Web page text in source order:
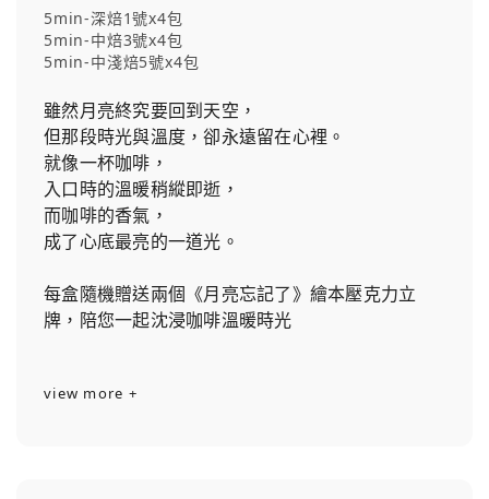
5min-深焙1號x4包
5min-中焙3號x4包
5min-中淺焙5號x4包
雖然月亮終究要回到天空，
但那段時光與溫度，卻永遠留在心裡。
就像一杯咖啡，
入口時的溫暖稍縱即逝，
而咖啡的香氣，
成了心底最亮的一道光。
每盒隨機贈送兩個《月亮忘記了》繪本壓克力立
牌，陪您一起沈浸咖啡溫暖時光
view more +